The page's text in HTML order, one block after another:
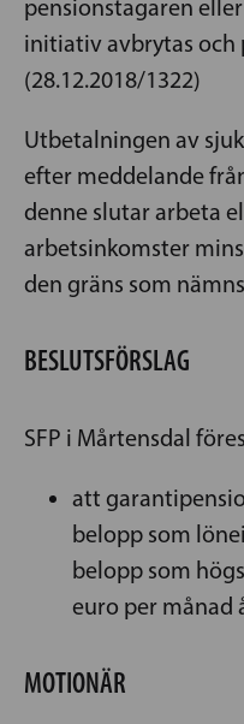
pensionstagaren
initiativ avbrytas och
(28.12.2018/1322)
Utbetalningen av
efter meddelande
denne slutar arbeta
arbetsinkomster
den gräns som
BESLUTSFÖRSLAG
SFP i Mårtensdal
att
belopp som
belopp som
euro per månad
MOTIONÄR